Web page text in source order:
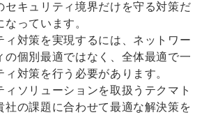
セキュリティ境界だけを守る対策だ
っています。
ィ対策を実現するには、ネットワー
の個別最適ではなく、全体最適で一
対策を行う必要があります。
ィソリューションを取扱うテクマト
社の課題に合わせて最適な解決策を